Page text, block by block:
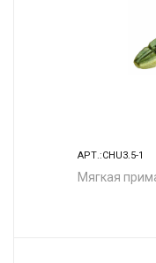
АРТ.:CHU3.5-1
Мягкая